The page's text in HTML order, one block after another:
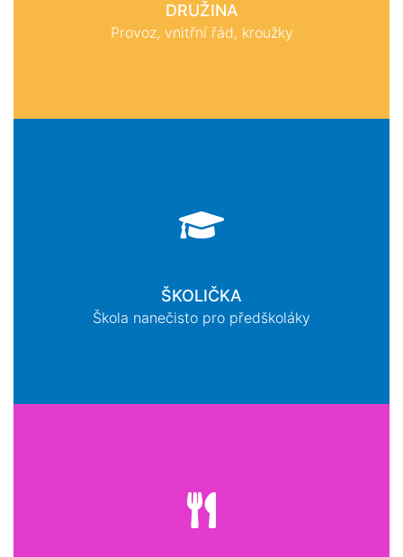
DRUŽINA
Provoz, vnitřní řád, kroužky
ŠKOLIČKA
Škola nanečisto pro předškoláky